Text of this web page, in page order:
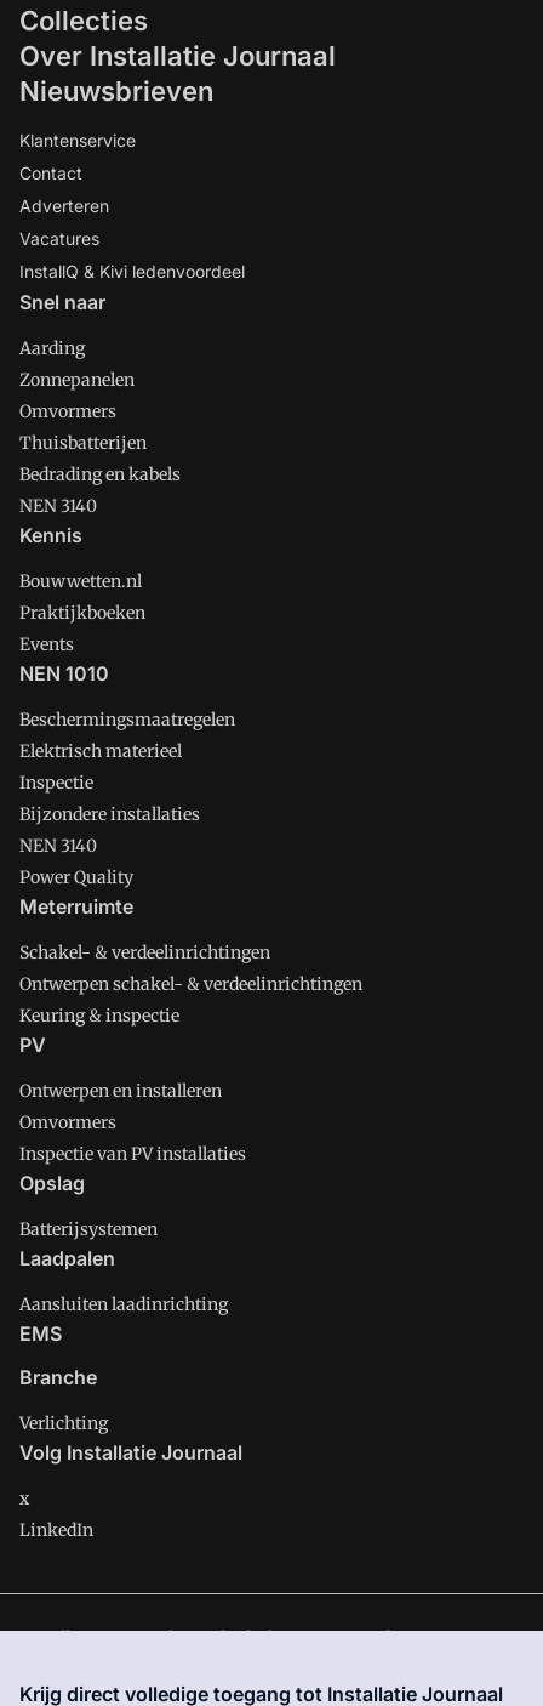
Collecties
Over Installatie Journaal
Nieuwsbrieven
Klantenservice
Contact
Adverteren
Vacatures
InstallQ & Kivi ledenvoordeel
Snel naar
Aarding
Zonnepanelen
Omvormers
Thuisbatterijen
Bedrading en kabels
NEN 3140
Kennis
Bouwwetten.nl
Praktijkboeken
Events
NEN 1010
Beschermingsmaatregelen
Elektrisch materieel
Inspectie
Bijzondere installaties
NEN 3140
Power Quality
Meterruimte
Schakel- & verdeelinrichtingen
Ontwerpen schakel- & verdeelinrichtingen
Keuring & inspectie
PV
Ontwerpen en installeren
Omvormers
Inspectie van PV installaties
Opslag
Batterijsystemen
Laadpalen
Aansluiten laadinrichting
EMS
Branche
Verlichting
Volg Installatie Journaal
x
LinkedIn
Installatie Journaal is onderdeel van VMN media. Lees inons
site zijn de volgende regelingen van toepassing:Algemene
Krijg direct volledige toegang tot Installatie Journaal